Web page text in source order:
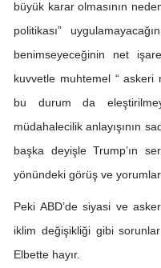
büyük karar olmasının
politikası”
benimseyeceğinin net
kuvvetle muhtemel “ askeri
bu durum da
müdahalecilik anlayışının
başka deyişle Trump’ın
yönündeki görüş ve
Peki ABD’de siyasi ve
iklim değişikliği gibi
Elbette hayır.